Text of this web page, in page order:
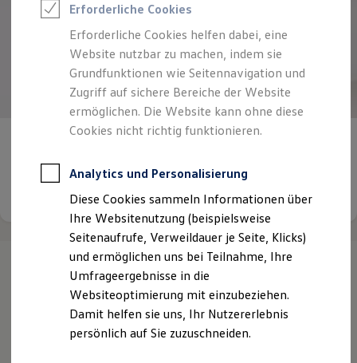
Elektroauto Leasing
Kleinwagen-Leasing
Leasing ohne Anzahlung
Finanzierung
Autokredit mit Schlussrate
Versicherungen und Garantien
Kfz-Versicherung
Restschuldversicherungen
Garantien
Professional Class bei Volkswagen
Behörden
Direktkunden
Sonderfahrzeuge
Anpfiff zum Gewinn
Elektromobilität
Elektroautos
ID. Tutorials
Elektrofahrzeugkonzepte
ID. EVERY1
Reichweite
Allgemeine Geschäftsbedingungen
Details ansehen
Ihrenächsten
Schritte
Erforderliche Cookies
Erforderliche Cookies helfen dabei, eine
Website nutzbar zu machen, indem sie
Grundfunktionen wie Seitennavigation und
Zugriff auf sichere Bereiche der Website
ermöglichen. Die Website kann ohne diese
Cookies nicht richtig funktionieren.
Analytics und Personalisierung
Diese Cookies sammeln Informationen über
Ihre Websitenutzung (beispielsweise
Seitenaufrufe, Verweildauer je Seite, Klicks)
und ermöglichen uns bei Teilnahme, Ihre
Umfrageergebnisse in die
Websiteoptimierung mit einzubeziehen.
Damit helfen sie uns, Ihr Nutzererlebnis
persönlich auf Sie zuzuschneiden.